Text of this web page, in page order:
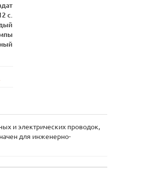
с.
и электрических проводок,
для инженерно-